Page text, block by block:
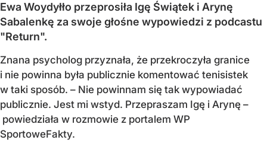
Ewa Woydyłło przeprosiła Igę Świątek i Arynę
Sabalenkę za swoje głośne wypowiedzi z podcastu
"Return".
Znana psycholog przyznała, że przekroczyła granice
i nie powinna była publicznie komentować tenisistek
w taki sposób. – Nie powinnam się tak wypowiadać
publicznie. Jest mi wstyd. Przepraszam Igę i Arynę –
powiedziała w rozmowie z portalem WP
SportoweFakty.